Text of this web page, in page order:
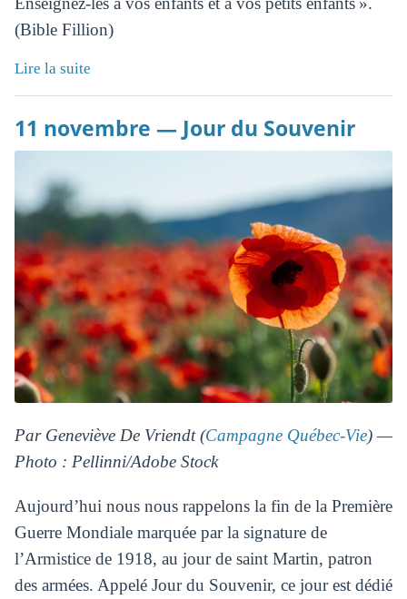
(Bible Fillion)
Lire la suite
11 novembre — Jour du Souvenir
Par Geneviève De Vriendt (Campagne Québec-Vie) —
Photo : Pellinni/Adobe Stock
Aujourd’hui nous nous rappelons la fin de la Première
Guerre Mondiale marquée par la signature de
l’Armistice de 1918, au jour de saint Martin, patron
des armées. Appelé Jour du Souvenir, ce jour est dédié